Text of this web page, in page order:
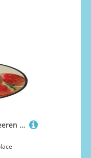
ZAQXSWCDEV Rote Erdbeeren Halloween Hut - Gruseliges Party-Kostüm-Accessoire mit Volldruck-Design - Leichter faltbarer Hexenhut für Halloween, Karneval, Maskerade & Rollenspiel-Events